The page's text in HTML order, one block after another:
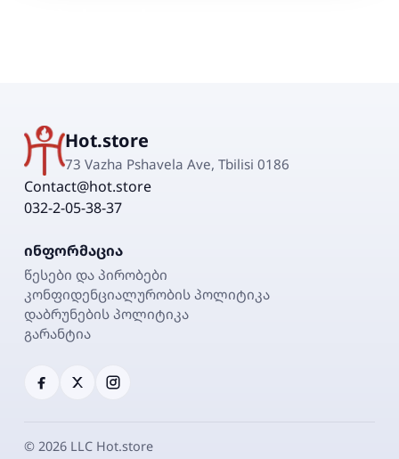
Hot.store
73 Vazha Pshavela Ave, Tbilisi 0186
Contact@hot.store
032-2-05-38-37
ინფორმაცია
წესები და პირობები
კონფიდენციალურობის პოლიტიკა
დაბრუნების პოლიტიკა
გარანტია
© 2026LLC Hot.store